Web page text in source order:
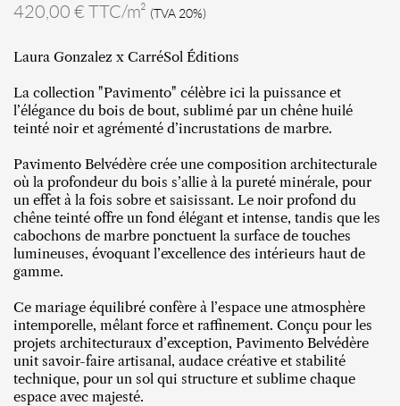
420,00 € TTC/m² (TVA 20%)
Laura Gonzalez x CarréSol Éditions
La collection "Pavimento" célèbre ici la puissance et
l’élégance du bois de bout, sublimé par un chêne huilé
teinté noir et agrémenté d’incrustations de marbre.
Pavimento Belvédère crée une composition architecturale
où la profondeur du bois s’allie à la pureté minérale, pour
un effet à la fois sobre et saisissant. Le noir profond du
chêne teinté offre un fond élégant et intense, tandis que les
cabochons de marbre ponctuent la surface de touches
lumineuses, évoquant l’excellence des intérieurs haut de
gamme.
Ce mariage équilibré confère à l’espace une atmosphère
intemporelle, mêlant force et raffinement. Conçu pour les
projets architecturaux d’exception, Pavimento Belvédère
unit savoir-faire artisanal, audace créative et stabilité
technique, pour un sol qui structure et sublime chaque
espace avec majesté.